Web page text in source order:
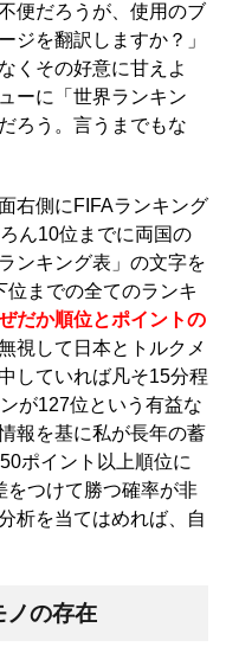
便だろうが、使用のブ
ジを翻訳しますか？」
くその好意に甘えよ
ーに「世界ランキン
ろう。言うまでもな
右側にFIFAランキング
ん10位までに両国の
ンキング表」の文字を
までの全てのランキ
だか順位とポイントの
視して日本とトルクメ
していれば凡そ15分程
が127位という有益な
報を基に私が長年の蓄
ポイント以上順位に
をつけて勝つ確率が非
析を当てはめれば、自
ノの存在